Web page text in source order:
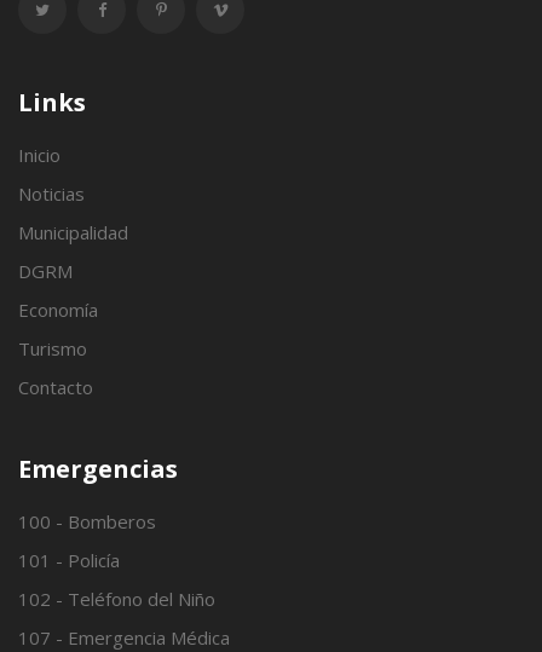
Links
Inicio
Noticias
Municipalidad
DGRM
Economía
Turismo
Contacto
Emergencias
100 - Bomberos
101 - Policía
102 - Teléfono del Niño
107 - Emergencia Médica